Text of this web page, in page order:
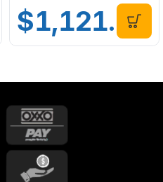
$1,121.64